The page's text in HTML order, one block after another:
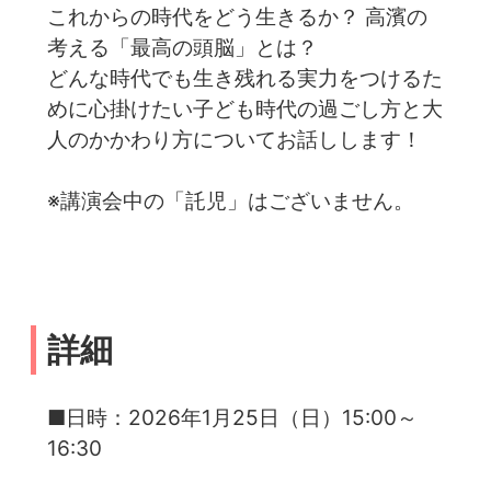
これからの時代をどう生きるか？ 高濱の
考える「最高の頭脳」とは？
どんな時代でも生き残れる実力をつけるた
めに心掛けたい子ども時代の過ごし方と大
人のかかわり方についてお話しします！
※講演会中の「託児」はございません。
詳細
■日時：2026年1月25日（日）15:00～
16:30